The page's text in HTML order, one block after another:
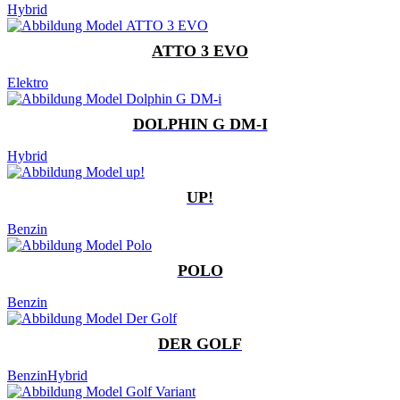
Hybrid
ATTO 3 EVO
Elektro
DOLPHIN G DM-I
Hybrid
UP!
Benzin
POLO
Benzin
DER GOLF
BenzinHybrid